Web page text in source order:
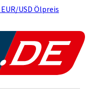
EUR/USD Ölpreis